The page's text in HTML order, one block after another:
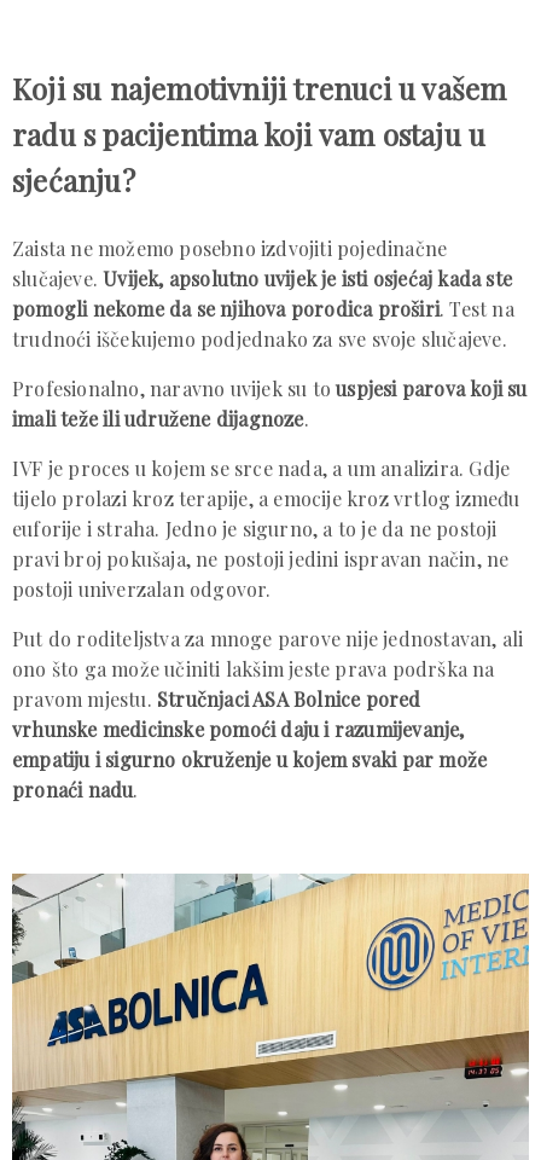
Koji su najemotivniji trenuci u vašem
radu s pacijentima koji vam ostaju u
sjećanju?
Zaista ne možemo posebno izdvojiti pojedinačne
slučajeve.Uvijek, apsolutno uvijek je isti osjećaj kada ste
pomogli nekome da se njihova porodica proširi. Test na
trudnoći iščekujemo podjednako za sve svoje slučajeve.
Profesionalno, naravno uvijek su touspjesi parova koji su
imali teže ili udružene dijagnoze.
IVF je proces u kojem se srce nada, a um analizira. Gdje
tijelo prolazi kroz terapije, a emocije kroz vrtlog između
euforije i straha. Jedno je sigurno, a to je da ne postoji
pravi broj pokušaja, ne postoji jedini ispravan način, ne
postoji univerzalan odgovor.
Put do roditeljstva za mnoge parove nije jednostavan, ali
ono što ga može učiniti lakšim jeste prava podrška na
pravom mjestu. Stručnjaci ASA Bolnice pored
vrhunske medicinske pomoći daju i razumijevanje,
empatiju i sigurno okruženje u kojem svaki par može
pronaći nadu.